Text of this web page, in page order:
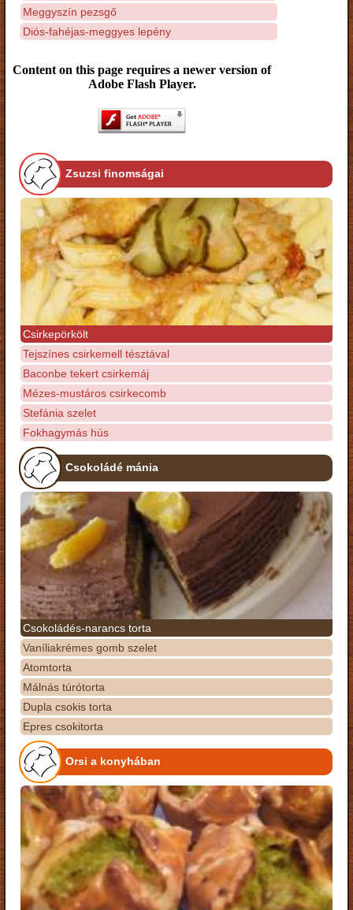
Meggyszín pezsgő
Diós-fahéjas-meggyes lepény
Content on this page requires a newer version of
Adobe Flash Player.
Zsuzsi finomságai
Csirkepörkölt
Tejszínes csirkemell tésztával
Baconbe tekert csirkemáj
Mézes-mustáros csirkecomb
Stefánia szelet
Fokhagymás hús
Csokoládé mánia
Csokoládés-narancs torta
Vaníliakrémes gomb szelet
Atomtorta
Málnás túrótorta
Dupla csokis torta
Epres csokitorta
Orsi a konyhában